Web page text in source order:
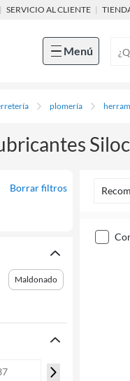
| SERVICIO AL CLIENTE |
Menú
plomería
Siloc
Borrar filtros
Maldonado